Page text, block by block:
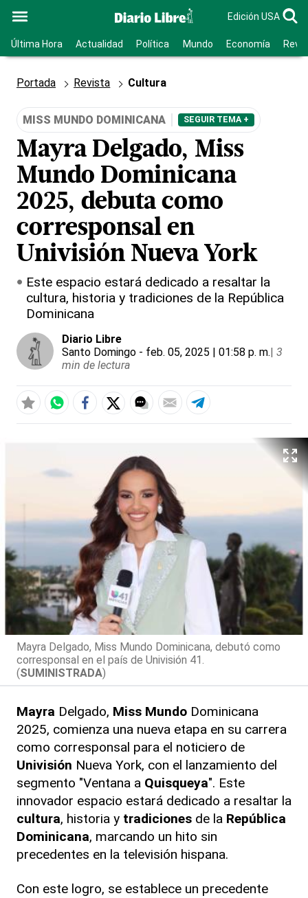
Edición USA
Última Hora Actualidad Política Mundo Economía
Portada Revista Cultura
MISS MUNDO DOMINICANA SEGUIR TEMA +
Mayra Delgado, Miss
Mundo Dominicana
2025, debuta como
corresponsal en
Univisión Nueva York
Este espacio estará dedicado a resaltar la
cultura, historia y tradiciones de la República
Dominicana
Diario Libre
Santo Domingo - feb. 05, 2025 | 01:58 p. m.| 3
min de lectura
Mayra Delgado, Miss Mundo Dominicana, debutó como
corresponsal en el país de Univisión 41.
(SUMINISTRADA)
Mayra Delgado, Miss Mundo Dominicana
2025, comienza una nueva etapa en su carrera
como corresponsal para el noticiero de
Univisión Nueva York, con el lanzamiento del
segmento "Ventana a Quisqueya". Este
innovador espacio estará dedicado a resaltar la
cultura, historia y tradiciones de la República
Dominicana, marcando un hito sin
precedentes en la televisión hispana.
Con este logro, se establece un precedente